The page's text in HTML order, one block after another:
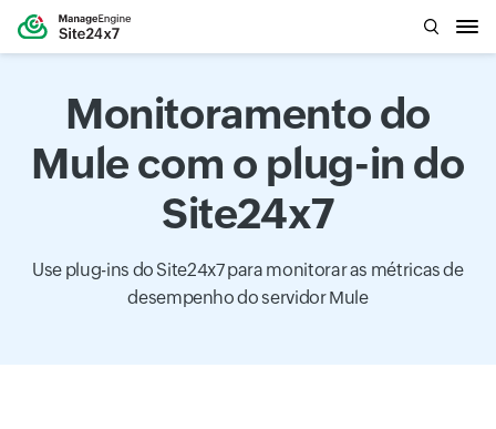
Monitoramento do
Mule com o plug-in do
Site24x7
Use plug-ins do Site24x7 para monitorar as métricas de
desempenho do servidor Mule